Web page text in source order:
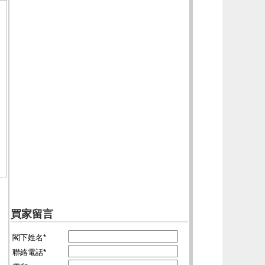
買家留言
閣下姓名*
聯絡電話*